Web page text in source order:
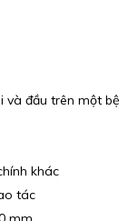
và đầu trên một bệ
khác
tác